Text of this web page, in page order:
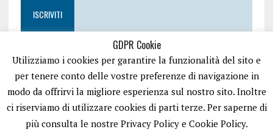
ISCRIVITI
GDPR Cookie
Utilizziamo i cookies per garantire la funzionalità del sito e
per tenere conto delle vostre preferenze di navigazione in
modo da offrirvi la migliore esperienza sul nostro sito. Inoltre
ci riserviamo di utilizzare cookies di parti terze. Per saperne di
più consulta le nostre Privacy Policy e Cookie Policy.